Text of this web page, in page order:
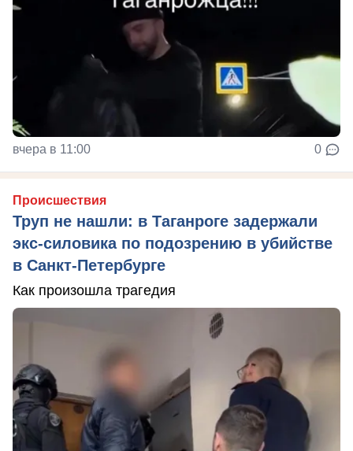
вчера в 11:00 0
Происшествия
Труп не нашли: в Таганроге задержали
экс-силовика по подозрению в убийстве
в Санкт-Петербурге
Как произошла трагедия